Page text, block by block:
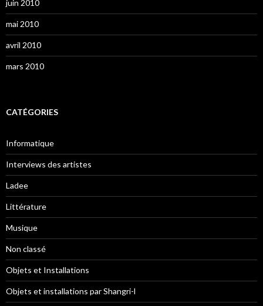
juin 2010
mai 2010
avril 2010
mars 2010
CATÉGORIES
Informatique
Interviews des artistes
Ladee
Littérature
Musique
Non classé
Objets et Installations
Objets et installations par Shangri-l